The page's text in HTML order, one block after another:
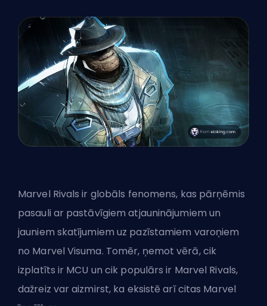
Marvel Rivals ir globāls fenomens, kas pārņēmis
pasauli ar pastāvīgiem atjauninājumiem un
jauniem skatījumiem uz pazīstamiem varoņiem
no Marvel Visuma. Tomēr, ņemot vērā, cik
izplatīts ir MCU un cik populārs ir Marvel Rivals,
dažreiz var aizmirst, ka eksistē arī citas Marvel